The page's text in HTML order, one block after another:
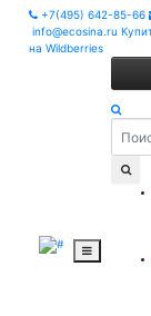
+7(495) 642-85-66
info@ecosina.ru
на Wildberries